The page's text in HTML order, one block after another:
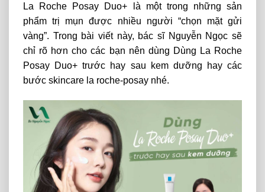
La Roche Posay Duo+ là một trong những sản
phẩm trị mụn được nhiều người “chọn mặt gửi
vàng”. Trong bài viết này, bác sĩ Nguyễn Ngọc sẽ
chỉ rõ hơn cho các bạn nên dùng Dùng La Roche
Posay Duo+ trước hay sau kem dưỡng hay các
bước skincare la roche-posay nhé.